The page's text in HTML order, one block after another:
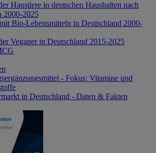
Haustiere in deutschen Haushalten nach
2000-2025
Bio-Lebensmitteln in Deutschland 2000-
Veganer in Deutschland 2015-2025
- Fokus: Vitamine und
in Deutschland - Daten & Fakten